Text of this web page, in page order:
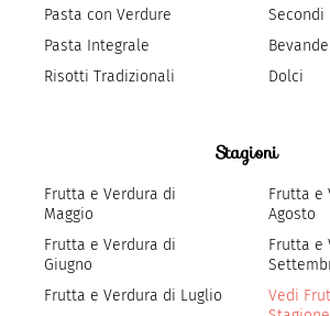
Pasta con Verdure
Pasta Integrale
Risotti Tradizionali
Secondi
Dolci
Stagioni
Frutta e Verdura di
Maggio
Frutta e Verdura di
Giugno
Frutta e Verdura di Luglio
Frutta e
Agosto
Frutta e
Vedi